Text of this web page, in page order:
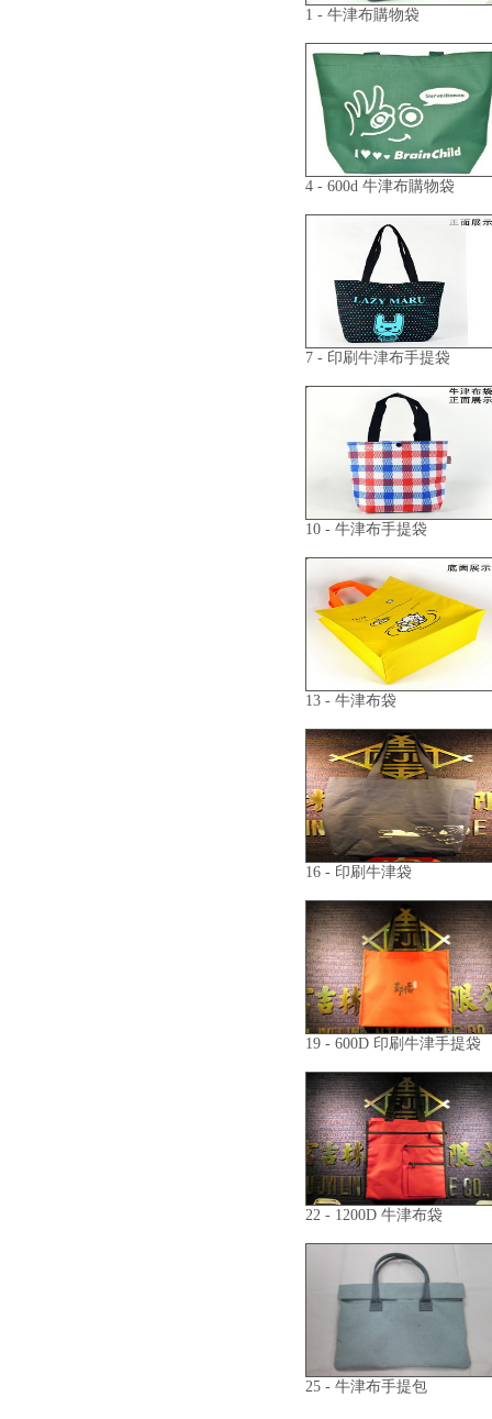
1 - 牛津布購物袋
4 - 600d 牛津布購物袋
7 - 印刷牛津布手提袋
10 - 牛津布手提袋
13 - 牛津布袋
16 - 印刷牛津袋
19 - 600D 印刷牛津手提袋
22 - 1200D 牛津布袋
25 - 牛津布手提包